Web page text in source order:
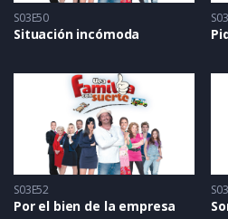
S03E50
Situación incómoda
S03E52
Por el bien de la empresa